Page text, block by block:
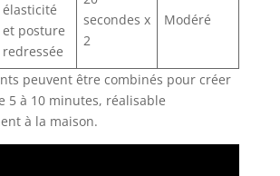
élasticité
et posture
redressée
secondes x
2
Modéré
peuvent être combinés pour créer
5 à 10 minutes, réalisable
à la maison.